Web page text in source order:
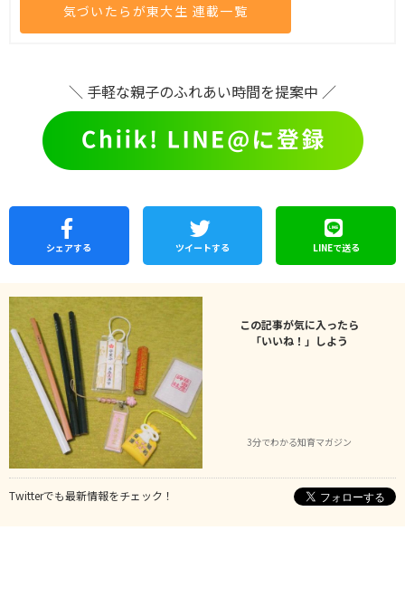
気づいたらが東大生 連載一覧
＼ 手軽な親子のふれあい時間を提案中 ／
シェアする ツイートする LINEで送る
この記事が気に入ったら
「いいね！」しよう
3分でわかる知育マガジン
Twitterでも最新情報をチェック！